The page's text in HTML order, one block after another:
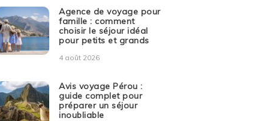
Agence de voyage pour
famille : comment
choisir le séjour idéal
pour petits et grands
4 août 2026
Avis voyage Pérou :
guide complet pour
préparer un séjour
inoubliable